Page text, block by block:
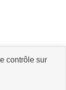
contrôle sur